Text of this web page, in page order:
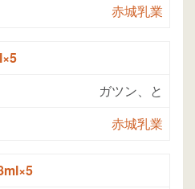
赤城乳業
ガツン、と
赤城乳業